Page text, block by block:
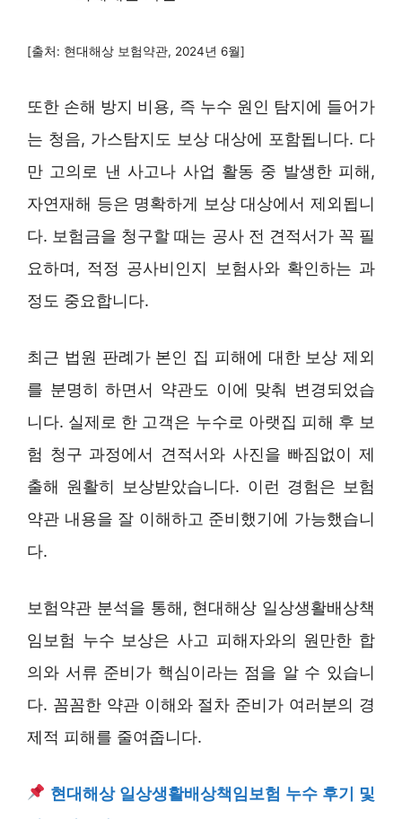
[출처: 현대해상 보험약관, 2024년 6월]
또한 손해 방지 비용, 즉 누수 원인 탐지에 들어가
는 청음, 가스탐지도 보상 대상에 포함됩니다. 다
만 고의로 낸 사고나 사업 활동 중 발생한 피해,
자연재해 등은 명확하게 보상 대상에서 제외됩니
다. 보험금을 청구할 때는 공사 전 견적서가 꼭 필
요하며, 적정 공사비인지 보험사와 확인하는 과
정도 중요합니다.
최근 법원 판례가 본인 집 피해에 대한 보상 제외
를 분명히 하면서 약관도 이에 맞춰 변경되었습
니다. 실제로 한 고객은 누수로 아랫집 피해 후 보
험 청구 과정에서 견적서와 사진을 빠짐없이 제
출해 원활히 보상받았습니다. 이런 경험은 보험
약관 내용을 잘 이해하고 준비했기에 가능했습니
다.
보험약관 분석을 통해, 현대해상 일상생활배상책
임보험 누수 보상은 사고 피해자와의 원만한 합
의와 서류 준비가 핵심이라는 점을 알 수 있습니
다. 꼼꼼한 약관 이해와 절차 준비가 여러분의 경
제적 피해를 줄여줍니다.
현대해상 일상생활배상책임보험 누수 후기 및